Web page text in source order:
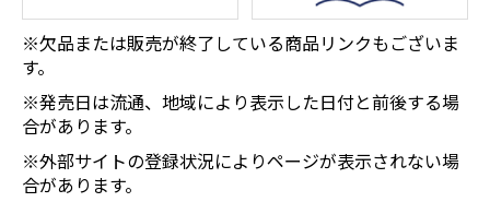
※欠品または販売が終了している商品リンクもございま
す。
※発売日は流通、地域により表示した日付と前後する場
合があります。
※外部サイトの登録状況によりページが表示されない場
合があります。